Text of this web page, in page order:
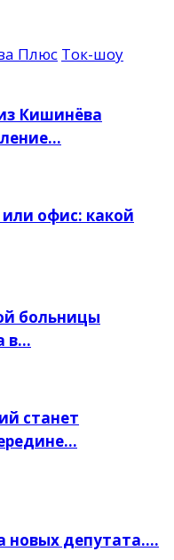
Плюс Ток-шоу
Кишинёва
офис: какой
больницы
в…
станет
новых депутата….